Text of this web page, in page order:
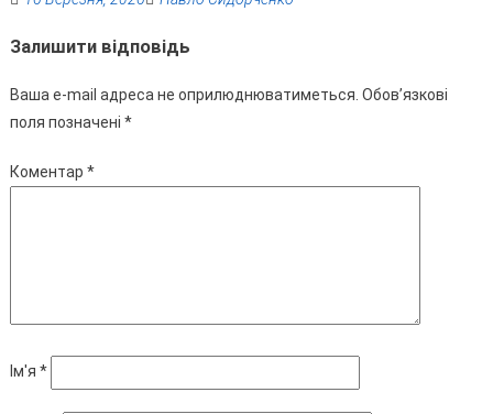
Залишити відповідь
Ваша e-mail адреса не оприлюднюватиметься. Обов’язкові
поля позначені *
Коментар *
Ім'я *